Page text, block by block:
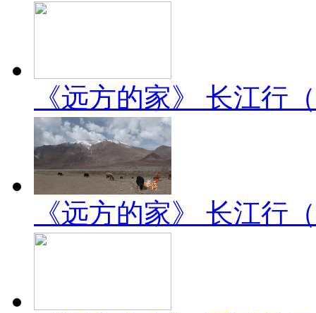
《远方的家》 长江行
《远方的家》 长江行